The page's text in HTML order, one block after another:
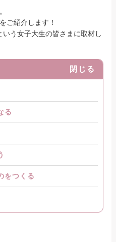
ご紹介します！
う女子大生の皆さまに取材し
閉じる
る
をつくる